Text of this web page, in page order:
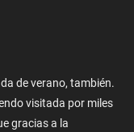
de verano, también.
visitada por miles
gracias a la